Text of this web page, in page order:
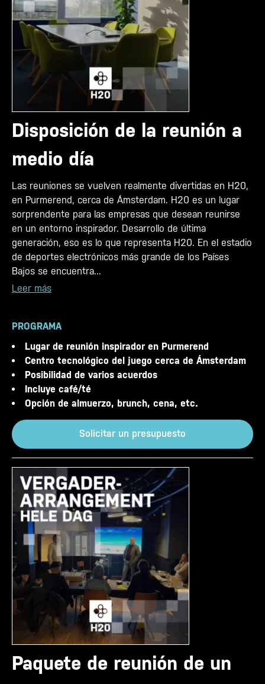
Disposición de la reunión a
medio día
Las reuniones se vuelven realmente divertidas en H20,
en Purmerend, cerca de Ámsterdam. H20 es un lugar
sorprendente para las empresas que desean reunirse
en un entorno inspirador. Desarrollo de última
generación, eso es lo que representa H20. En el estadio
de deportes electrónicos más grande de los Países
Bajos se encuentra...
Leer más
PROGRAMA
Lugar de reunión inspirador en Purmerend
Centro tecnológico del juego cerca de Ámsterdam
Posibilidad de varios acuerdos
Incluye café/té
Opción de almuerzo, brunch, cena, etc.
Solicitar un presupuesto
Paquete de reunión de un